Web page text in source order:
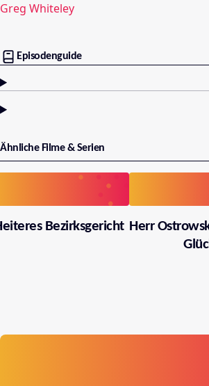
Greg Whiteley
Episodenguide
Ähnliche Filme & Serien
Bezirksgericht Herr